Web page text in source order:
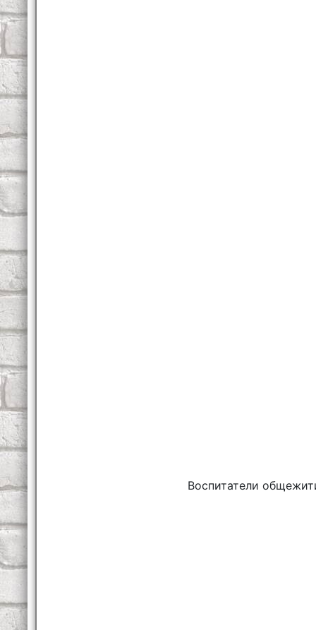
Воспитатели